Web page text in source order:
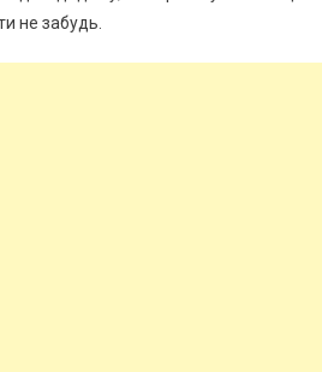
не забудь.